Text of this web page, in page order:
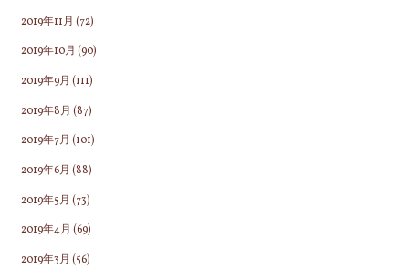
2019年11月 (72)
2019年10月 (90)
2019年9月 (111)
2019年8月 (87)
2019年7月 (101)
2019年6月 (88)
2019年5月 (73)
2019年4月 (69)
2019年3月 (56)